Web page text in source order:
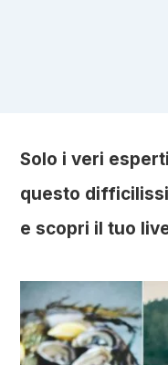
Solo i veri
questo
e scopri il tuo